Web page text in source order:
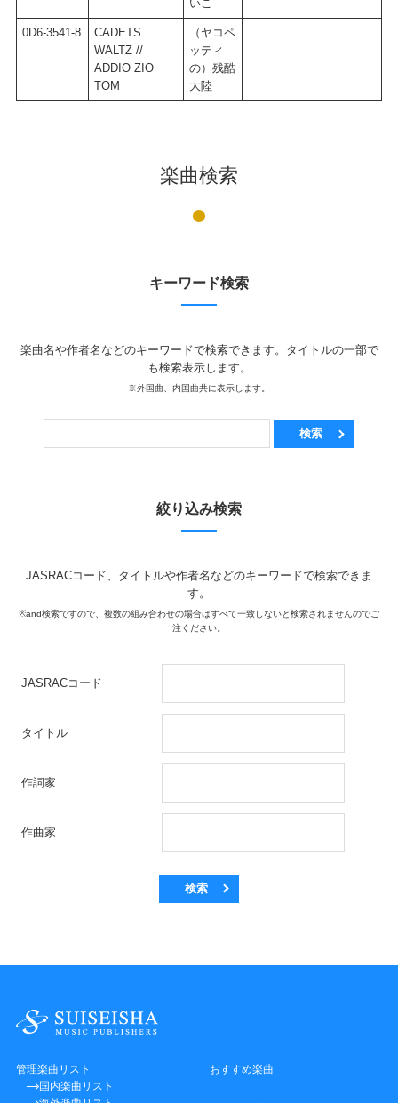
いこ
0D6-3541-8
CADETS
WALTZ //
ADDIO ZIO
TOM
（ヤコペ
ッティ
の）残酷
大陸
楽曲検索
キーワード検索
楽曲名や作者名などのキーワードで検索できます。タイトルの一部で
も検索表示します。
※外国曲、内国曲共に表示します。
検索
絞り込み検索
JASRACコード、タイトルや作者名などのキーワードで検索できま
す。
※and検索ですので、複数の組み合わせの場合はすべて一致しないと検索されませんのでご
注ください。
JASRACコード
タイトル
作詞家
作曲家
検索
管理楽曲リスト
国内楽曲リスト
おすすめ楽曲